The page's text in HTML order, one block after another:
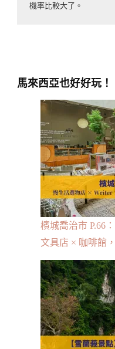
機率比較大了。
馬來西亞也好好玩！
檳城喬治市 P.66
文具店 × 咖啡館